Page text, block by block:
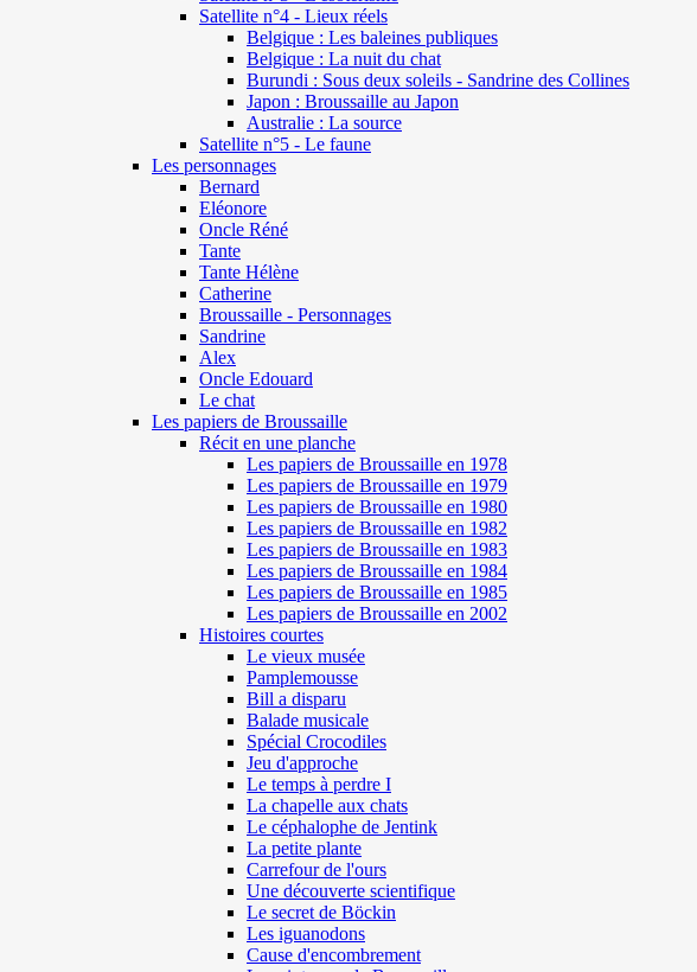
Satellite n°4 - Lieux réels
Belgique : Les baleines publiques
Belgique : La nuit du chat
Burundi : Sous deux soleils - Sandrine des Collines
Japon : Broussaille au Japon
Australie : La source
Satellite n°5 - Le faune
Les personnages
Bernard
Eléonore
Oncle Réné
Tante
Tante Hélène
Catherine
Broussaille - Personnages
Sandrine
Alex
Oncle Edouard
Le chat
Les papiers de Broussaille
Récit en une planche
Les papiers de Broussaille en 1978
Les papiers de Broussaille en 1979
Les papiers de Broussaille en 1980
Les papiers de Broussaille en 1982
Les papiers de Broussaille en 1983
Les papiers de Broussaille en 1984
Les papiers de Broussaille en 1985
Les papiers de Broussaille en 2002
Histoires courtes
Le vieux musée
Pamplemousse
Bill a disparu
Balade musicale
Spécial Crocodiles
Jeu d'approche
Le temps à perdre I
La chapelle aux chats
Le céphalophe de Jentink
La petite plante
Carrefour de l'ours
Une découverte scientifique
Le secret de Böckin
Les iguanodons
Cause d'encombrement